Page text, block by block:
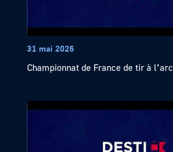
31 mai 2026
Championnat de France de tir à l’arc